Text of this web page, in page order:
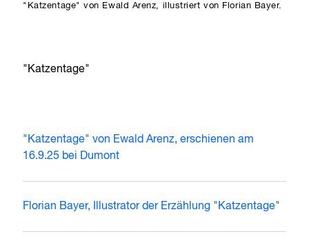
"Katzentage" von Ewald Arenz, illustriert von Florian Bayer.
"Katzentage"
"Katzentage" von Ewald Arenz, erschienen am
16.9.25 bei Dumont
Florian Bayer, Illustrator der Erzählung "Katzentage"